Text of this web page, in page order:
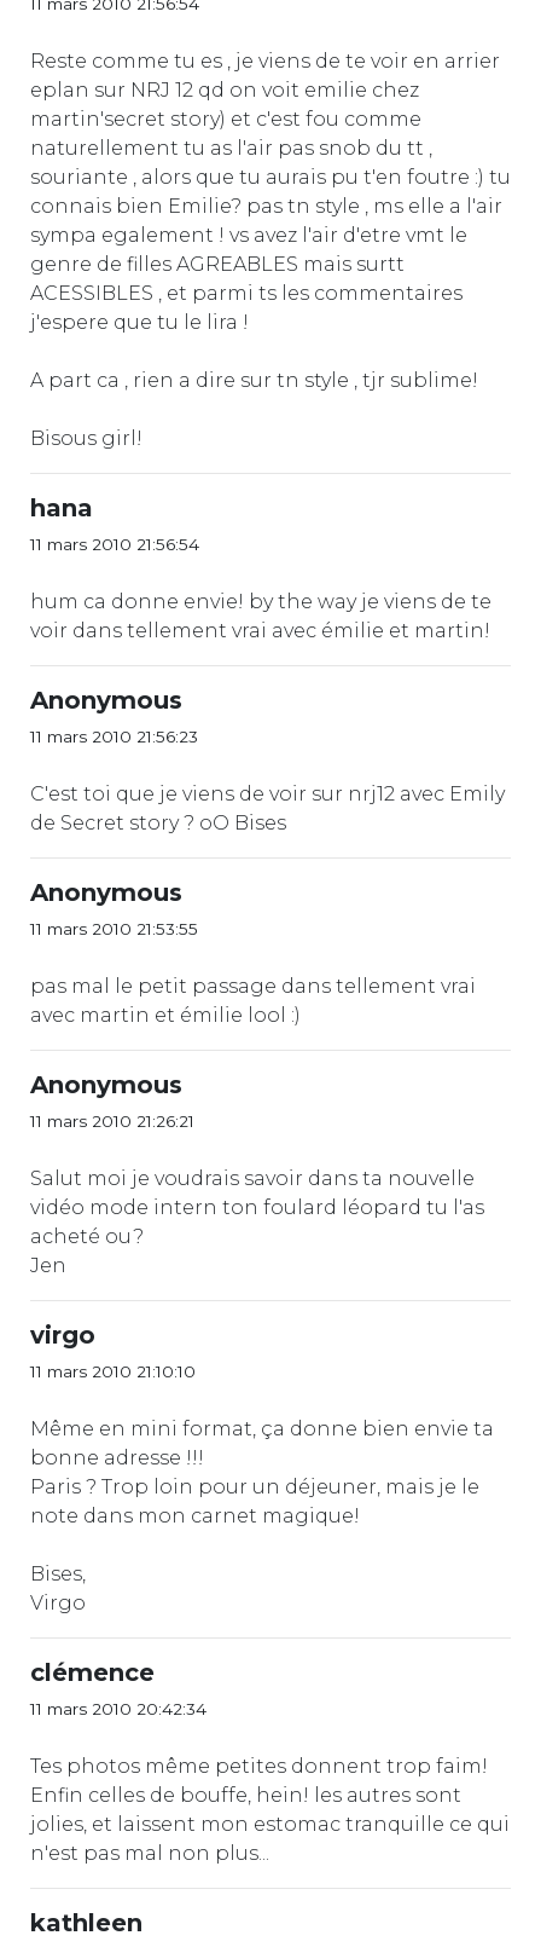
Reste comme tu es , je viens de te voir en arrier
eplan sur NRJ 12 qd on voit emilie chez
martin'secret story) et c'est fou comme
naturellement tu as l'air pas snob du tt ,
souriante , alors que tu aurais pu t'en foutre :) tu
connais bien Emilie? pas tn style , ms elle a l'air
sympa egalement ! vs avez l'air d'etre vmt le
genre de filles AGREABLES mais surtt
ACESSIBLES , et parmi ts les commentaires
j'espere que tu le lira !
A part ca , rien a dire sur tn style , tjr sublime!
Bisous girl!
hana
11 mars 2010 21:56:54
hum ca donne envie! by the way je viens de te
voir dans tellement vrai avec émilie et martin!
Anonymous
11 mars 2010 21:56:23
C'est toi que je viens de voir sur nrj12 avec Emily
de Secret story ? oO Bises
Anonymous
11 mars 2010 21:53:55
pas mal le petit passage dans tellement vrai
avec martin et émilie lool :)
Anonymous
11 mars 2010 21:26:21
Salut moi je voudrais savoir dans ta nouvelle
vidéo mode intern ton foulard léopard tu l'as
acheté ou?
Jen
virgo
11 mars 2010 21:10:10
Même en mini format, ça donne bien envie ta
bonne adresse !!!
Paris ? Trop loin pour un déjeuner, mais je le
note dans mon carnet magique!
Bises,
Virgo
clémence
11 mars 2010 20:42:34
Tes photos même petites donnent trop faim!
Enfin celles de bouffe, hein! les autres sont
jolies, et laissent mon estomac tranquille ce qui
n'est pas mal non plus...
kathleen